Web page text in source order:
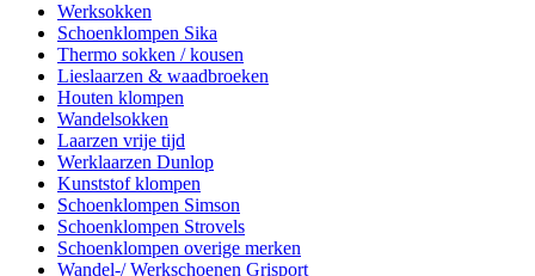
Werksokken
Schoenklompen Sika
Thermo sokken / kousen
Lieslaarzen & waadbroeken
Houten klompen
Wandelsokken
Laarzen vrije tijd
Werklaarzen Dunlop
Kunststof klompen
Schoenklompen Simson
Schoenklompen Strovels
Schoenklompen overige merken
Wandel-/ Werkschoenen Grisport